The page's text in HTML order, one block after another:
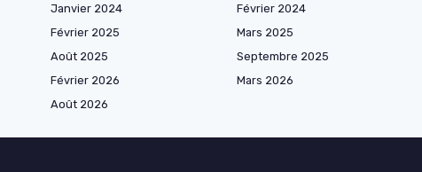
Janvier 2024 Février 2024
Février 2025
Mars 2025
Août 2025
Septembre 2025
Février 2026
Mars 2026
Août 2026